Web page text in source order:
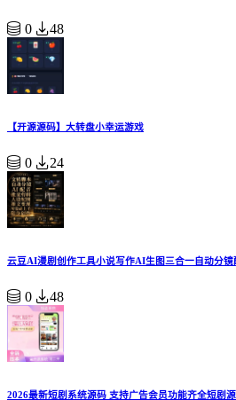
0 48
【开源源码】大转盘小幸运游戏
0 24
云豆AI漫剧创作工具小说写作AI生图三合一自动分镜
0 48
2026最新短剧系统源码 支持广告会员功能齐全短剧